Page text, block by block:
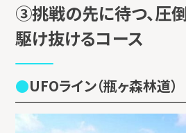
③挑戦の先に待つ、圧
駆け抜けるコース
UFOライン（瓶ヶ森林道）